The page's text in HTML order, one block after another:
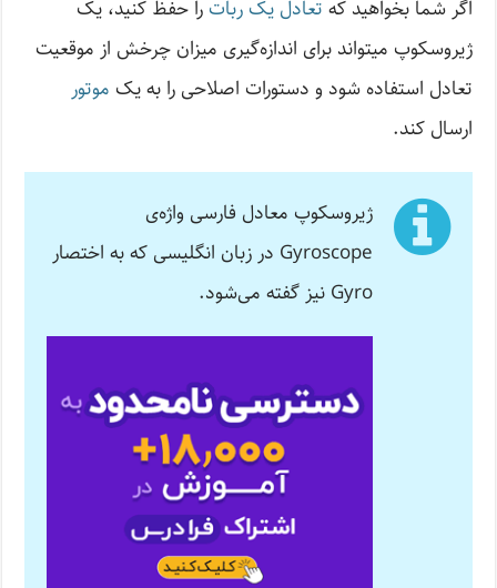
اگر شما بخواهید که تعادل یک ربات را حفظ کنید، یک
ژیروسکوپ می­تواند برای اندازه­‌گیری میزان چرخش از موقعیت
تعادل استفاده شود و دستورات اصلاحی را به یک موتور
ارسال کند.
ژیروسکوپ معادل فارسی واژه­‌ی
Gyroscope در زبان انگلیسی که به اختصار
Gyro نیز گفته می­‌شود.